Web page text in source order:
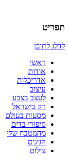
כמו אויר
אדריכלית
תפריט
לדלג לתוכן
ראשי
אודות
אדריכלות
עיצוב
לעצב בצבע
רק בישראל
מסעות בעולם
סיפורי בדים
מהמטבח שלי
הגיגים
צילום